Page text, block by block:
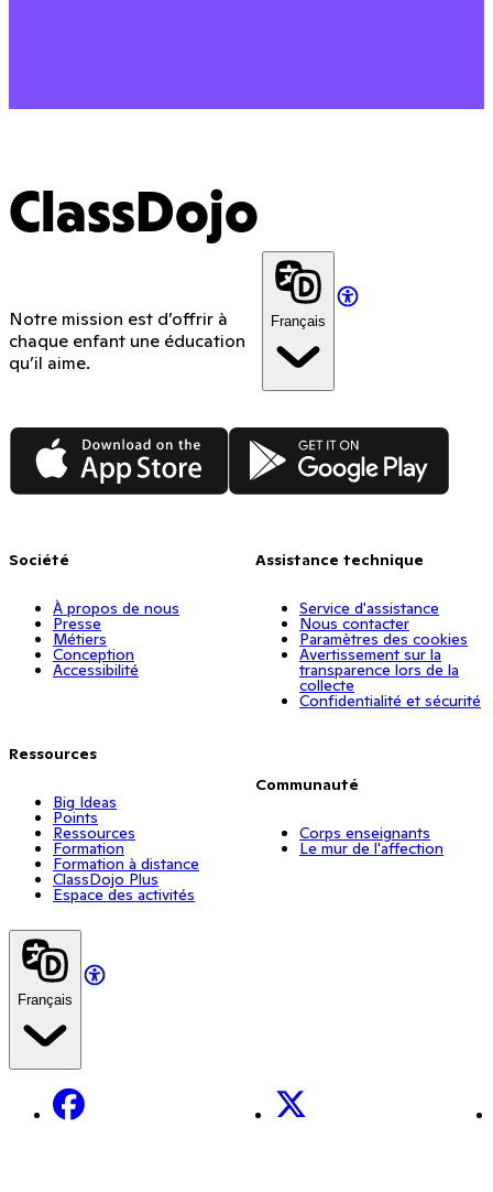
ClassDojo
Notre mission est d’offrir à
chaque enfant une éducation
qu’il aime.
Français
App Store Google Play
Société
À propos de nous
Presse
Métiers
Conception
Accessibilité
Ressources
Big Ideas
Points
Ressources
Formation
Formation à distance
ClassDojo Plus
Espace des activités
Assistance technique
Service d'assistance
Nous contacter
Paramètres des cookies
Avertissement sur la
transparence lors de la
collecte
Confidentialité et sécurité
Communauté
Corps enseignants
Le mur de l'affection
Français
Facebook X